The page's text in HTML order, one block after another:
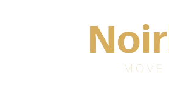
Skip to main content